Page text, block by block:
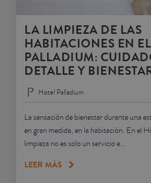
LA LIMPIEZA DE LAS
HABITACIONES EN
PALLADIUM:
DETALLE Y
Hotel Palladium
La sensación de bienestar durante una
en gran medida, en la habitación. En el
limpieza no es solo un servicio e...
LEER MÁS